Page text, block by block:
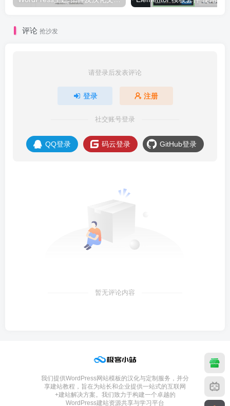
评论 抢沙发
请登录后发表评论
登录 注册
社交账号登录
QQ登录 码云登录 GitHub登录
暂无评论内容
我们提供WordPress网站模板的汉化与定制服务，并分
享建站教程，旨在为站长和企业提供一站式的互联网
+建站解决方案。我们致力于构建一个卓越的
WordPress建站资源共享与学习平台